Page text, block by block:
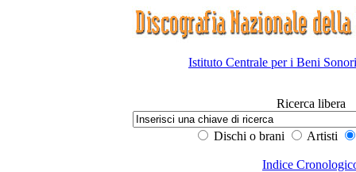
Istituto Centrale per i Beni
Ricerca libera
Dischi o brani Artisti
Indice